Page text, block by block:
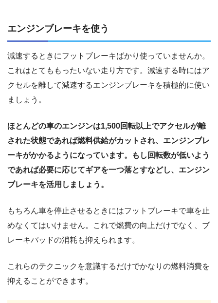
エンジンブレーキを使う
減速するときにフットブレーキばかり使っていませんか。
これはとてももったいない走り方です。減速する時にはア
クセルを離して減速するエンジンブレーキを積極的に使い
ましょう。
ほとんどの車のエンジンは1,500回転以上でアクセルが離
された状態であれば燃料供給がカットされ、エンジンブレ
ーキがかかるようになっています。もし回転数が低いよう
であれば必要に応じてギアを一つ落とすなどし、エンジン
ブレーキを活用しましょう。
もちろん車を停止させるときにはフットブレーキで車を止
めなくてはいけません。これで燃費の向上だけでなく、ブ
レーキパッドの消耗も抑えられます。
これらのテクニックを意識するだけでかなりの燃料消費を
抑えることができます。